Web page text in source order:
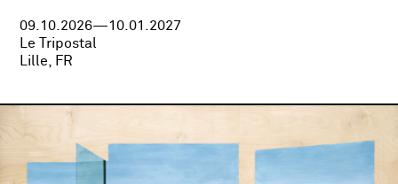
09.10.2026—10.01.2027
Le Tripostal
Lille, FR